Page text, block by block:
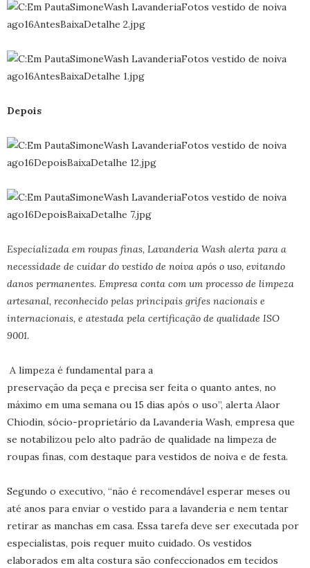
Depois
Especializada em roupas finas, Lavanderia Wash alerta para a
necessidade de cuidar do vestido de noiva após o uso, evitando
danos permanentes. Empresa conta com um processo de limpeza
artesanal, reconhecido pelas principais grifes nacionais e
internacionais, e atestada pela certificação de qualidade ISO
9001.
A limpeza é fundamental para a
preservação da peça e precisa ser feita o quanto antes, no
máximo em uma semana ou 15 dias após o uso”, alerta Alaor
Chiodin, sócio-proprietário da Lavanderia Wash, empresa que
se notabilizou pelo alto padrão de qualidade na limpeza de
roupas finas, com destaque para vestidos de noiva e de festa.
Segundo o executivo, “não é recomendável esperar meses ou
até anos para enviar o vestido para a lavanderia e nem tentar
retirar as manchas em casa. Essa tarefa deve ser executada por
especialistas, pois requer muito cuidado. Os vestidos
elaborados em alta costura são confeccionados em tecidos